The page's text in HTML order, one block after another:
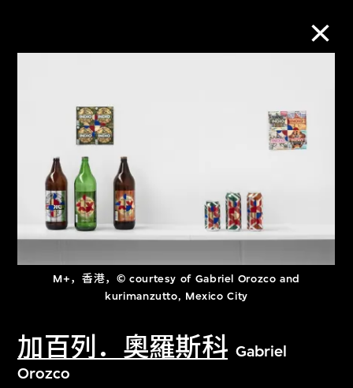
M+，香港，© courtesy of Gabriel Orozco and
kurimanzutto, Mexico City
加百列．奧羅斯科 Gabriel
Orozco
进一步筛选 搜索
探索世界顶级的二十及二十一世纪视觉